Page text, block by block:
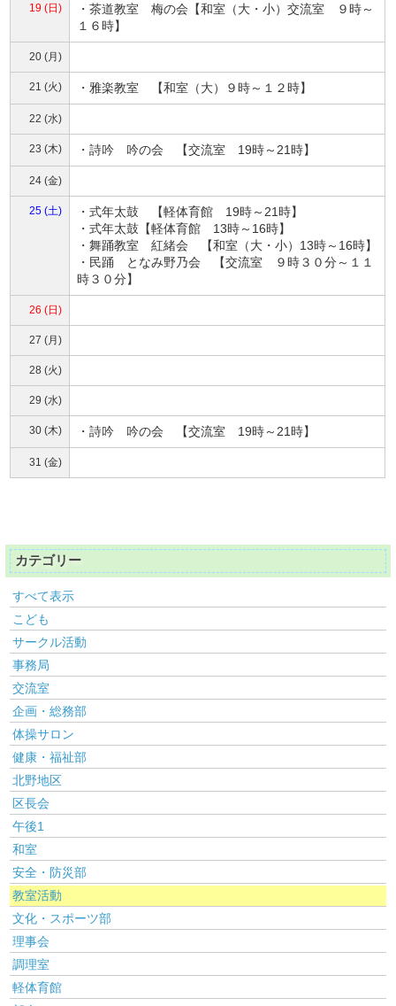
19 (日)
・茶道教室 梅の会【和室（大・小）交流室 ９時～
１６時】
20 (月)
21 (火) ・雅楽教室 【和室（大）９時～１２時】
22 (水)
23 (木) ・詩吟 吟の会 【交流室 19時～21時】
24 (金)
25 (土)
・式年太鼓 【軽体育館 19時～21時】
・式年太鼓【軽体育館 13時～16時】
・舞踊教室 紅緒会 【和室（大・小）13時～16時】
・民踊 となみ野乃会 【交流室 ９時３０分～１１
時３０分】
26 (日)
27 (月)
28 (火)
29 (水)
30 (木) ・詩吟 吟の会 【交流室 19時～21時】
31 (金)
カテゴリー
すべて表示
こども
サークル活動
事務局
交流室
企画・総務部
体操サロン
健康・福祉部
北野地区
区長会
午後1
和室
安全・防災部
教室活動
文化・スポーツ部
理事会
調理室
軽体育館